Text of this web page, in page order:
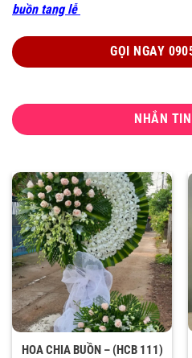
buồn tang lễ
GỌI NGAY
NHẮN
HOA CHIA BUỒN – (HCB 111)